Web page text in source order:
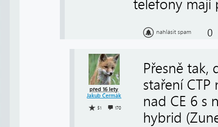
telefony mají
nahlásit spam 0
před 16 lety
Jakub Čermák
51 170
Přesně tak,
staření
nad CE 6 s
hybrid